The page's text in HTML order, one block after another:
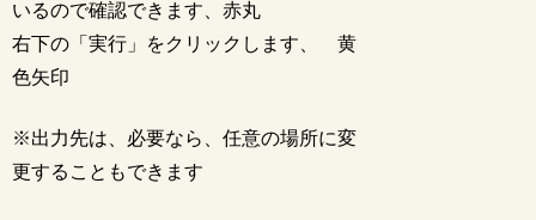
いるので確認できます、赤丸
右下の「実行」をクリックします、 黄
色矢印
※出力先は、必要なら、任意の場所に変
更することもできます